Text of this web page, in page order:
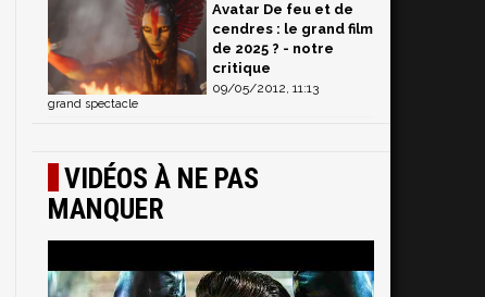
Avatar De feu et de
cendres : le grand film
de 2025 ? - notre
critique
09/05/2012, 11:13
grand spectacle
VIDÉOS À NE PAS
MANQUER